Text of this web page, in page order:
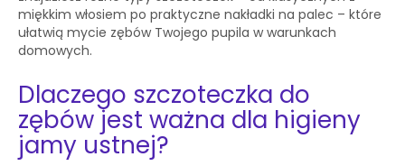
miękkim włosiem po praktyczne nakładki na palec – które
ułatwią mycie zębów Twojego pupila w warunkach
domowych.
Dlaczego szczoteczka do
zębów jest ważna dla higieny
jamy ustnej?